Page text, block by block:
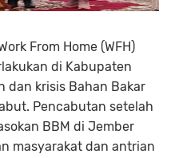
From Home (WFH)
di Kabupaten
dan krisis Bahan Bakar
Pencabutan setelah
BBM di Jember
masyarakat dan antrian